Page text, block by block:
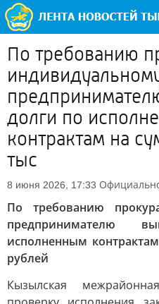
По требованию
долги по
контрактам на
тыс
8 июня 2026, 17:33
По требованию
предпринимателю
исполненным
рублей
Кызылская